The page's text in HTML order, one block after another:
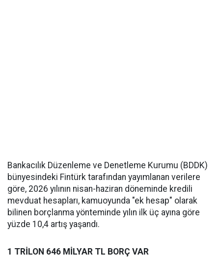
Bankacılık Düzenleme ve Denetleme Kurumu (BDDK)
bünyesindeki Fintürk tarafından yayımlanan verilere
göre, 2026 yılının nisan-haziran döneminde kredili
mevduat hesapları, kamuoyunda "ek hesap" olarak
bilinen borçlanma yönteminde yılın ilk üç ayına göre
yüzde 10,4 artış yaşandı.
1 TRİLON 646 MİLYAR TL BORÇ VAR